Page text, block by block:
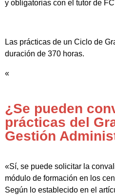
y obligatorias con el tutor de
Las prácticas de un Ciclo de
duración de 370 horas.
«
¿Se pueden
prácticas del
Gestión
«Sí, se puede solicitar la
módulo de formación en los
Según lo establecido en el